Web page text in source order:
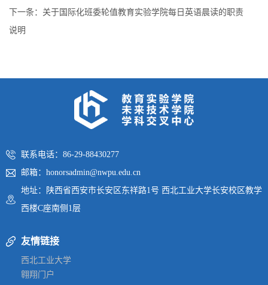
下一条： 关于国际化班委轮值教育实验学院每日英语晨读的职责
说明
联系电话：86-29-88430277
邮箱：honorsadmin@nwpu.edu.cn
地址：陕西省西安市长安区东祥路1号 西北工业大学长安校区教学
西楼C座南侧1层
友情链接
西北工业大学
翱翔门户